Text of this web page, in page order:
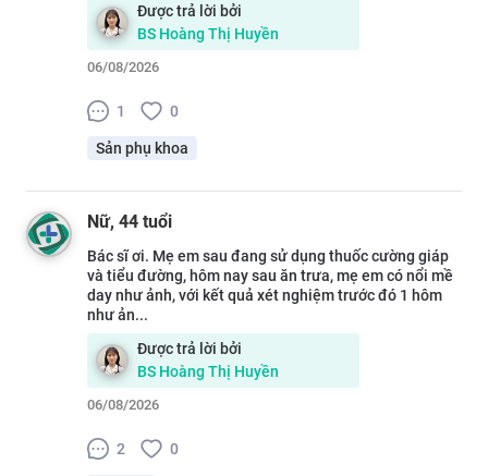
Được trả lời bởi
BS Hoàng Thị Huyền
06/08/2026
1 0
Sản phụ khoa
Nữ, 44 tuổi
Bác sĩ ơi. Mẹ em sau đang sử dụng thuốc cường giáp
và tiểu đường, hôm nay sau ăn trưa, mẹ em có nổi mề
day như ảnh, với kết quả xét nghiệm trước đó 1 hôm
như ản...
Được trả lời bởi
BS Hoàng Thị Huyền
06/08/2026
2 0